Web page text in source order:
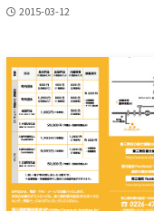
2015-03-12